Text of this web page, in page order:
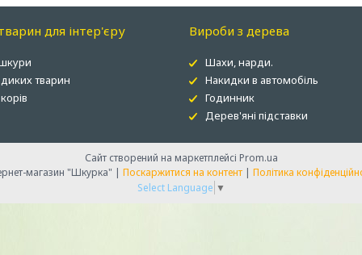
для інтер'єру
тварин
Вироби з дерева
Шахи, нарди.
Накидки в автомобіль
Годинник
Дерев'яні підставки
Сайт створений на маркетплейсі Prom.ua
Інтернет-магазин "Шкурка" | Поскаржитися на контент | Політика
Select Language ▼